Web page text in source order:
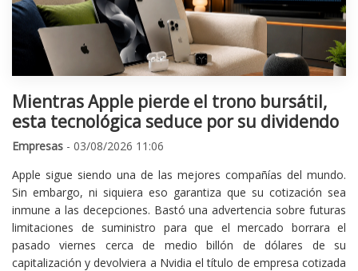
Mientras Apple pierde el trono bursátil,
esta tecnológica seduce por su dividendo
Empresas - 03/08/2026 11:06
Apple sigue siendo una de las mejores compañías del mundo.
Sin embargo, ni siquiera eso garantiza que su cotización sea
inmune a las decepciones. Bastó una advertencia sobre futuras
limitaciones de suministro para que el mercado borrara el
pasado viernes cerca de medio billón de dólares de su
capitalización y devolviera a Nvidia el título de empresa cotizada